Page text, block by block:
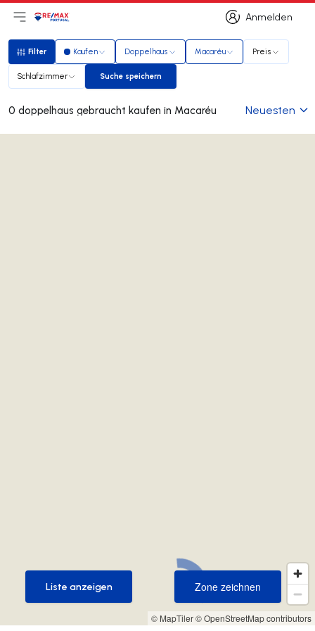
Anmelden
Anmelden
Hauptmenü öffnen
LogoZur Startseite
Filter
Filter Kaufen Doppelhaus Macaréu Preis
Schlafzimmer Suche speichern
Suche speichern
0 doppelhaus gebraucht kaufen in Macaréu Neuesten
© MapTiler© OpenStreetMap contributors
Zone zeichnen
Zone zeichnen
Liste anzeigen
Liste anzeigen